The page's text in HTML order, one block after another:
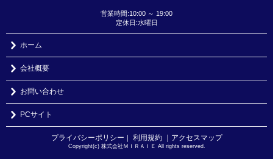
営業時間:10:00 ～ 19:00
定休日:水曜日
ホーム
会社概要
お問い合わせ
PCサイト
プライバシーポリシー ｜ 利用規約 ｜アクセスマップ
Copyright(c) 株式会社ＭＩＲＡＩＥ All rights reserved.